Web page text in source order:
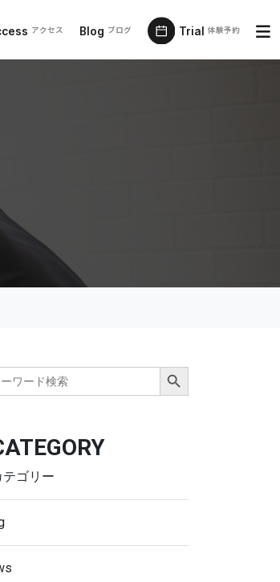
アクセス Blog ブログ Trial 体験予約
Search Button
テゴリー